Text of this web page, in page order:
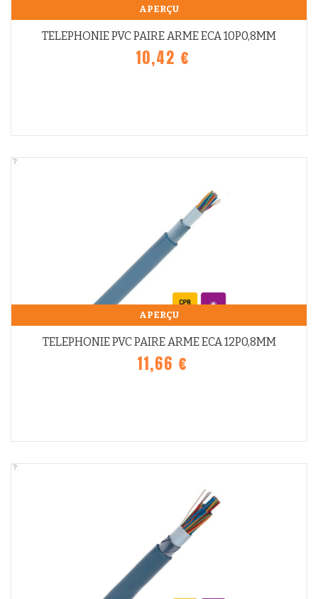
APERÇU
TELEPHONIE PVC PAIRE ARME ECA 10P0,8MM
10,42 €
APERÇU
TELEPHONIE PVC PAIRE ARME ECA 12P0,8MM
11,66 €